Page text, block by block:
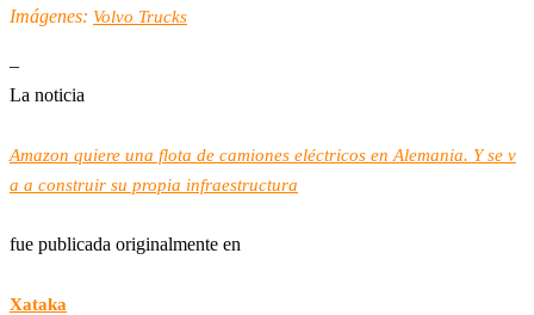
Imágenes: Volvo Trucks
–
La noticia
Amazon quiere una flota de camiones eléctricos en Alemania. Y se v
a a construir su propia infraestructura
fue publicada originalmente en
Xataka